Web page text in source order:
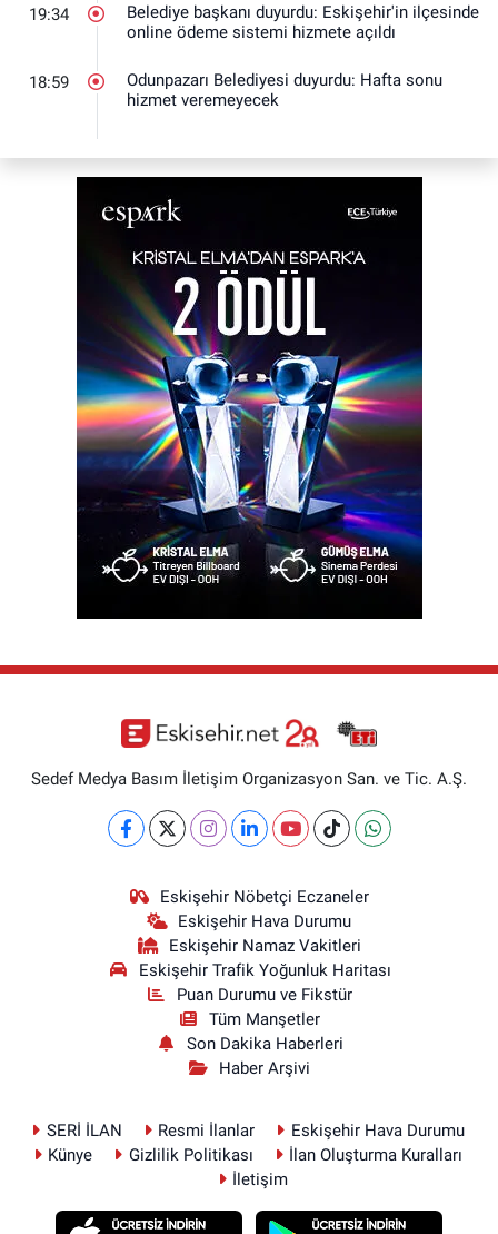
19:34
Belediye başkanı duyurdu: Eskişehir'in ilçesinde
online ödeme sistemi hizmete açıldı
18:59
Odunpazarı Belediyesi duyurdu: Hafta sonu
hizmet veremeyecek
Sedef Medya Basım İletişim Organizasyon San. ve Tic. A.Ş.
Eskişehir Nöbetçi Eczaneler
Eskişehir Hava Durumu
Eskişehir Namaz Vakitleri
Eskişehir Trafik Yoğunluk Haritası
Puan Durumu ve Fikstür
Tüm Manşetler
Son Dakika Haberleri
Haber Arşivi
SERİ İLAN Resmi İlanlar
Eskişehir Hava Durumu
Künye
Gizlilik Politikası
İlan Oluşturma Kuralları
İletişim